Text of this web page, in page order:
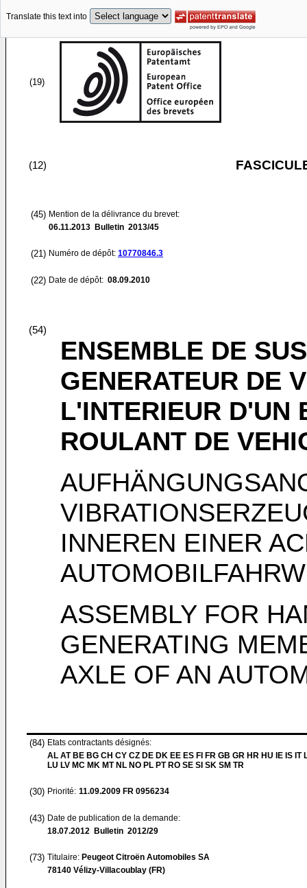
Translate this text into
(19)
(12)
(45) Mention de la délivrance du brevet:
06.11.2013 Bulletin 2013/45
(21) Numéro de dépôt: 10770846.3
(22) Date de dépôt: 08.09.2010
(54)
ENSEMBLE DE
GENERATEUR DE
L'INTERIEUR D'UN
ROULANT DE
INNEREN EINER
ASSEMBLY FOR
GENERATING
AXLE OF AN
(84) Etats contractants désignés:
AL AT BE BG CH CY CZ DE DK EE ES FI FR GB GR HR HU IE IS IT
LU LV MC MK MT NL NO PL PT RO SE SI SK SM TR
(30) Priorité: 11.09.2009 FR 0956234
(43) Date de publication de la demande:
18.07.2012 Bulletin 2012/29
(73) Titulaire: Peugeot Citroën Automobiles SA
78140 Vélizy-Villacoublay (FR)